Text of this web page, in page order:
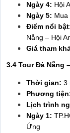
Ngày 4: Hội
Ngày 5: Mua
Điểm nổi
Nẵng – Hội
Giá tham
3.4 Tour Đà Nẵng
Thời gian: 3
Phương
Lịch trình
Ngày 1:
Ứng